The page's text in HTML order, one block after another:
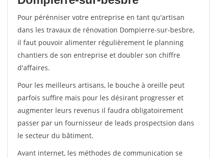
Pour pérénniser votre entreprise en tant qu'artisan
dans les travaux de rénovation Dompierre-sur-besbre,
il faut pouvoir alimenter régulièrement le planning
chantiers de son entreprise et doubler son chiffre
d'affaires.
Pour les meilleurs artisans, le bouche à oreille peut
parfois suffire mais pour les désirant progresser et
augmenter leurs revenus il faudra obligatoirement
passer par un fournisseur de leads prospectsion dans
le secteur du bâtiment.
Avant internet, les méthodes de communication se